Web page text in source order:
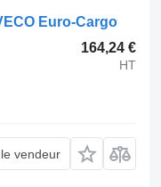
Euro-Cargo
164,24 €
HT
vendeur